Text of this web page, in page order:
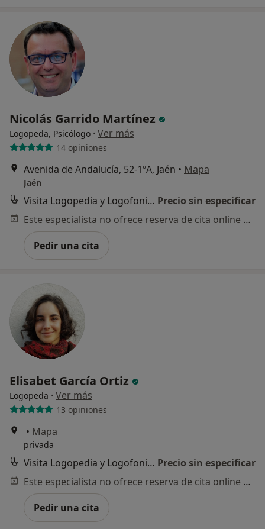
Nicolás Garrido Martínez
Logopeda, Psicólogo · Ver más
14 opiniones
Avenida de Andalucía, 52-1ºA, Jaén • Mapa
Jaén
Visita Logopedia y Logofoniatría Precio sin especificar
Este especialista no ofrece reserva de cita online en esta dirección.
Pedir una cita
Elisabet García Ortiz
Logopeda · Ver más
13 opiniones
• Mapa
privada
Visita Logopedia y Logofoniatría Precio sin especificar
Este especialista no ofrece reserva de cita online en esta dirección.
Pedir una cita